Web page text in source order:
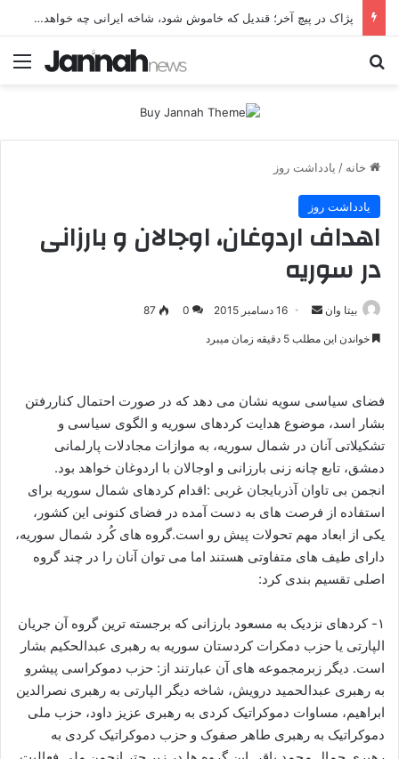
پژاک در پیچ آخر؛ قندیل که خاموش شود، شاخه ایرانی چه خواهد کرد؟
خانه / یادداشت روز
یادداشت روز
اهداف اردوغان، اوجالان و بارزانی
در سوریه
بیتا وان
ر
م
16 دسامبر 2015 0
87
خواندن این مطلب 5 دقیقه زمان میبرد
فضای سیاسی سویه نشان می دهد که در صورت احتمال کناررفتن
بشار اسد، موضوع هدایت کردهای سوریه و الگوی سیاسی و
تشکیلاتی آنان در شمال سوریه، به موازات مجادلات پارلمانی
دمشق، تابع چانه زنی بارزانی و اوجالان با اردوغان خواهد بود.
انجمن بی تاوان آذربایجان غربی :اقدام کردهای شمال سوریه برای
استفاده از فرصت های به دست آمده در فضای کنونی این کشور،
یکی از ابعاد مهم تحولات پیش رو است.گروه های کُرد شمال سوریه،
دارای طیف های متفاوتی هستند اما می توان آنان را در چند گروه
اصلی تقسیم بندی کرد:
۱- کردهای نزدیک به مسعود بارزانی که برجسته ترین گروه آن جریان
الپارتی یا حزب دمکرات کردستان سوریه به رهبری عبدالحکیم بشار
است. دیگر زبرمجموعه های آن عبارتند از: حزب دموکراسی پیشرو
به رهبری عبدالحمید درویش، شاخه دیگر الپارتی به رهبری نصرالدین
ابراهیم، مساوات دموکراتیک کردی به رهبری عزیز داود، حزب ملی
دموکراتیک به رهبری طاهر صفوک و حزب دموکراتیک کردی به